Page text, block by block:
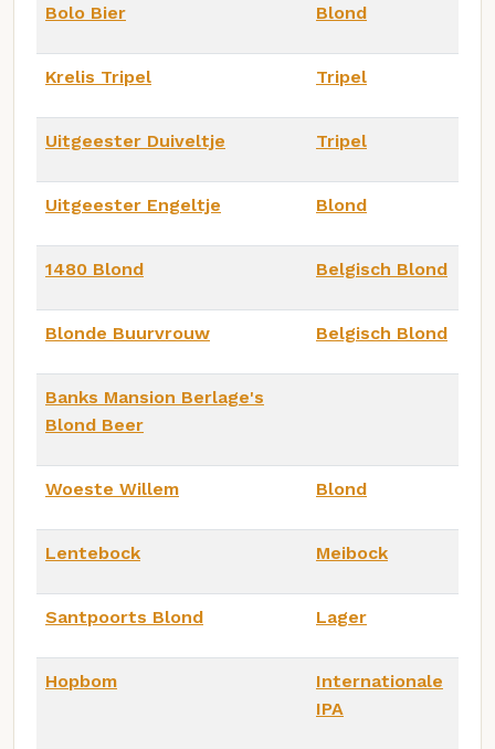
Bolo Bier Blond
Krelis Tripel Tripel
Uitgeester Duiveltje Tripel
Uitgeester Engeltje Blond
1480 Blond Belgisch Blond
Blonde Buurvrouw Belgisch Blond
Banks Mansion Berlage's
Blond Beer
Woeste Willem Blond
Lentebock Meibock
Santpoorts Blond Lager
Hopbom
Internationale
IPA